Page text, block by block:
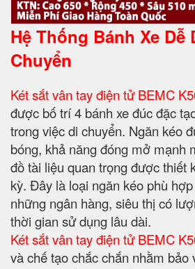
Hệ Thống Bánh Xe Dễ
Chuyển
Két sắt vân tay điện tử BEMC
được bố trí 4 bánh xe đúc đặc
trong việc di chuyển. Ngăn kéo
bóng, khả năng đóng mở mạnh
đồ tài liệu quan trọng được thiết
kỳ. Đây là loại ngăn kéo phù
những ngân hàng, siêu thị có
thời gian sử dụng lâu dài.
Két sắt vân tay điện tử BEMC
và chế tạo chắc chắn nhằm bảo